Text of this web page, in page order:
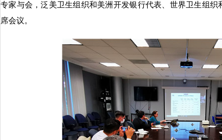
专家与会，泛美卫生组织和美洲开发银行代表、世界卫生组
席会议。